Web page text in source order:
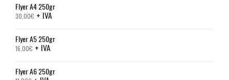
Flyer A4 250gr
30,00€ + IVA
Flyer A5 250gr
16,00€ + IVA
Flyer A6 250gr